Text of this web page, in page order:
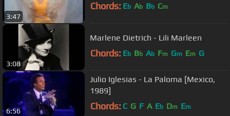
3:47
Chords: Eb Ab Bb Cm
3:08
Marlene Dietrich - Lili Marleen
Chords: Eb Bb Ab Fm Gm Em G
6:56
Julio Iglesias - La Paloma [Mexico,
1989]
Chords: C G F A Eb Dm Em